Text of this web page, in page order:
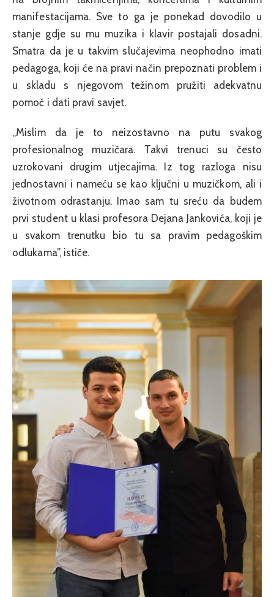
manifestacijama. Sve to ga je ponekad dovodilo u
stanje gdje su mu muzika i klavir postajali dosadni.
Smatra da je u takvim slučajevima neophodno imati
pedagoga, koji će na pravi način prepoznati problem i
u skladu s njegovom težinom pružiti adekvatnu
pomoć i dati pravi savjet.
„Mislim da je to neizostavno na putu svakog
profesionalnog muzičara. Takvi trenuci su često
uzrokovani drugim utjecajima. Iz tog razloga nisu
jednostavni i nameću se kao ključni u muzičkom, ali i
životnom odrastanju. Imao sam tu sreću da budem
prvi student u klasi profesora Dejana Jankovića, koji je
u svakom trenutku bio tu sa pravim pedagoškim
odlukama”, ističe.